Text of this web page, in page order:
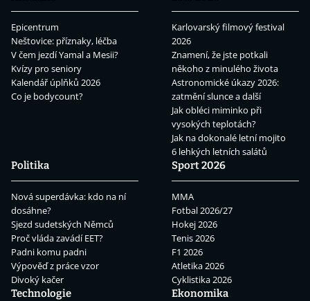
Epicentrum
Neštovice: příznaky, léčba
V čem jezdí Yamal a Mesii?
Kvízy pro seniory
Kalendář úplňků 2026
Co je bodycount?
Karlovarský filmový festival
2026
Znamení, že jste potkali
někoho z minulého života
Astronomické úkazy 2026:
zatmění slunce a další
Jak obléci miminko při
vysokých teplotách?
Jak na dokonalé letní mojito
6 lehkých letních salátů
Politika
Nová superdávka: kdo na ní
dosáhne?
Sjezd sudetských Němců
Proč vláda zavádí EET?
Padni komu padni
Výpověď z práce vzor
Divoký kačer
Sport 2026
MMA
Fotbal 2026/27
Hokej 2026
Tenis 2026
F1 2026
Atletika 2026
Cyklistika 2026
Technologie
Ekonomika